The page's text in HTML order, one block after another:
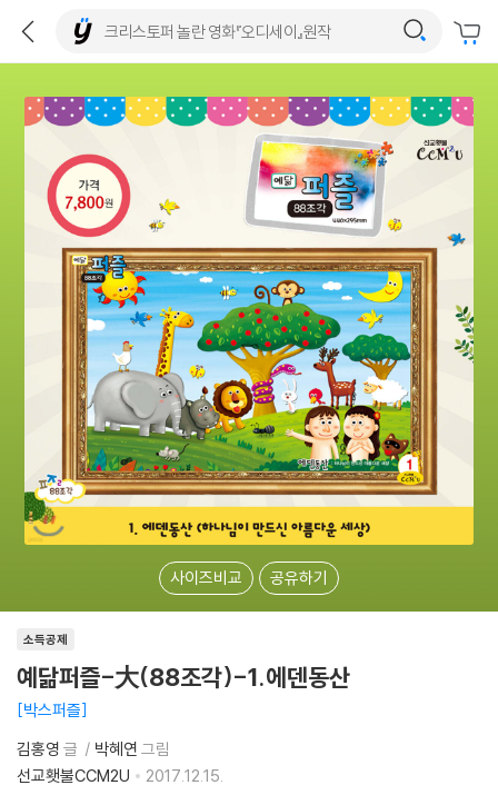
사이즈비교 공유하기
소득공제
예닮퍼즐-大(88조각)-1.에덴동산
박스퍼즐
김홍영 글 박혜연 그림
선교횃불CCM2U
2017.12.15.